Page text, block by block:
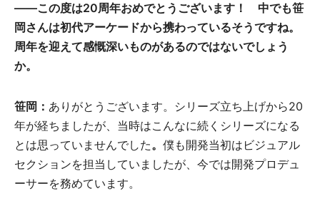
――この度は20周年おめでとうございます！ 中でも笹
岡さんは初代アーケードから携わっているそうですね。
周年を迎えて感慨深いものがあるのではないでしょう
か。
笹岡： ありがとうございます。シリーズ立ち上げから20
年が経ちましたが、当時はこんなに続くシリーズになる
とは思っていませんでした。 僕も開発当初はビジュアル
セクションを担当していましたが、今では開発プロデュ
ーサーを務めています。